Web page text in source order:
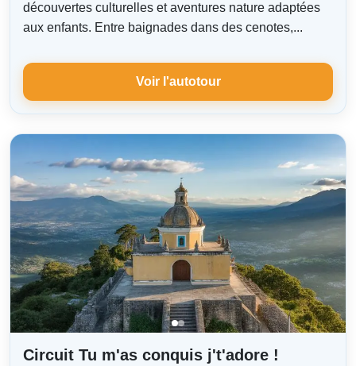
découvertes culturelles et aventures nature adaptées
aux enfants. Entre baignades dans des cenotes,...
Voir l'autotour
Circuit Tu m'as conquis j't'adore !